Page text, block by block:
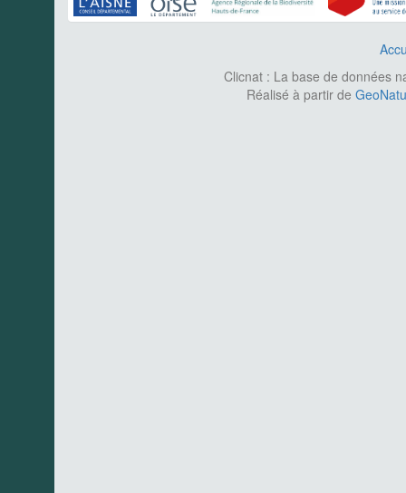
Clicnat : La base de données
Réalisé à partir de